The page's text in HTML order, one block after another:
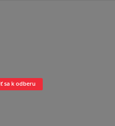
sa k odberu